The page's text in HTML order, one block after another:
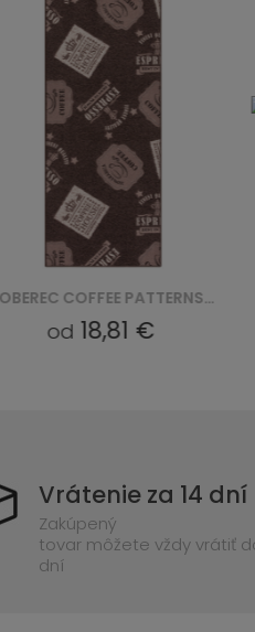
od14,76 €
Vrátenie za 14 dní
Zakúpený
tovar môžete vždy vrátiť
dní